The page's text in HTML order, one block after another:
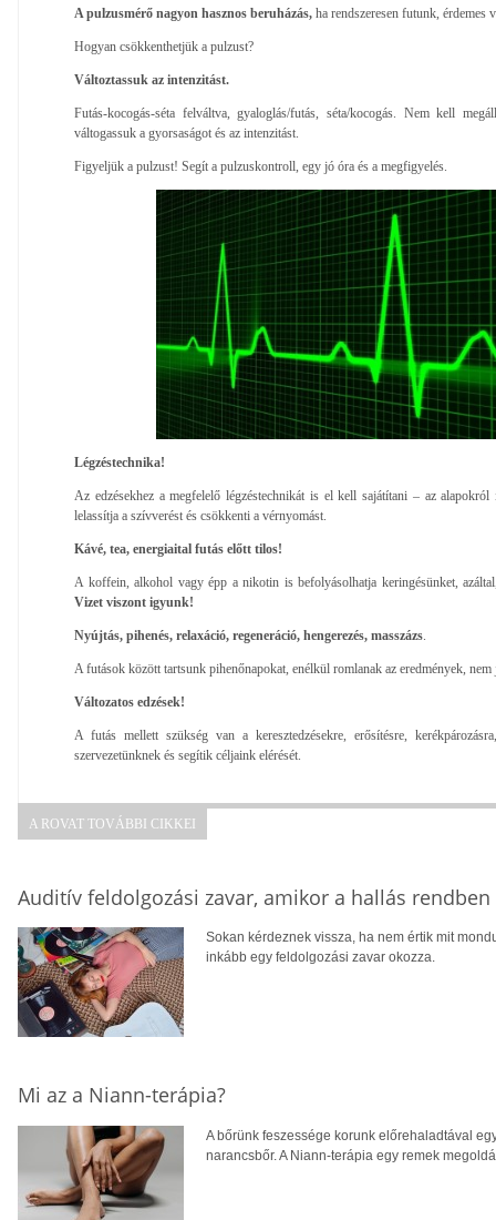
A pulzusmérő nagyon hasznos beruházás, ha rendszeresen futunk, érdemes
Hogyan csökkenthetjük a pulzust?
Változtassuk az intenzitást.
Futás-kocogás-séta felváltva, gyaloglás/futás, séta/kocogás. Nem kell
váltogassuk a gyorsaságot és az intenzitást.
Figyeljük a pulzust! Segít a pulzuskontroll, egy jó óra és a megfigyelés.
Légzéstechnika!
Az edzésekhez a megfelelő légzéstechnikát is el kell sajátítani – az
lelassítja a szívverést és csökkenti a vérnyomást.
Kávé, tea, energiaital futás előtt tilos!
A koffein, alkohol vagy épp a nikotin is befolyásolhatja keringésünket,
Vizet viszont igyunk!
Nyújtás, pihenés, relaxáció, regeneráció, hengerezés, masszázs
A futások között tartsunk pihenőnapokat, enélkül romlanak az eredmények,
Változatos edzések!
A futás mellett szükség van a keresztedzésekre, erősítésre,
szervezetünknek és segítik céljaink elérését.
A ROVAT TOVÁBBI CIKKEI
Auditív feldolgozási zavar, amikor a hallás
Sokan kérdeznek vissza, ha nem értik mit
inkább egy feldolgozási zavar okozza.
Mi az a Niann-terápia?
A bőrünk feszessége korunk előrehaladtával
narancsbőr. A Niann-terápia egy remek